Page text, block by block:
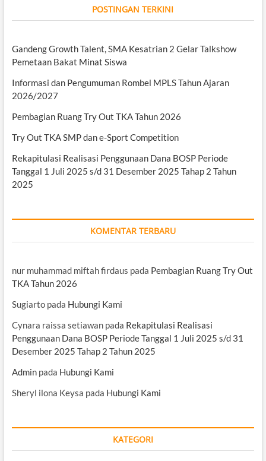
POSTINGAN TERKINI
Gandeng Growth Talent, SMA Kesatrian 2 Gelar Talkshow
Pemetaan Bakat Minat Siswa
Informasi dan Pengumuman Rombel MPLS Tahun Ajaran
2026/2027
Pembagian Ruang Try Out TKA Tahun 2026
Try Out TKA SMP dan e-Sport Competition
Rekapitulasi Realisasi Penggunaan Dana BOSP Periode
Tanggal 1 Juli 2025 s/d 31 Desember 2025 Tahap 2 Tahun
2025
KOMENTAR TERBARU
nur muhammad miftah firdaus pada Pembagian Ruang Try Out
TKA Tahun 2026
Sugiartopada Hubungi Kami
Cynara raissa setiawanpada Rekapitulasi Realisasi
Penggunaan Dana BOSP Periode Tanggal 1 Juli 2025 s/d 31
Desember 2025 Tahap 2 Tahun 2025
Adminpada Hubungi Kami
Sheryl ilona Keysa pada Hubungi Kami
KATEGORI